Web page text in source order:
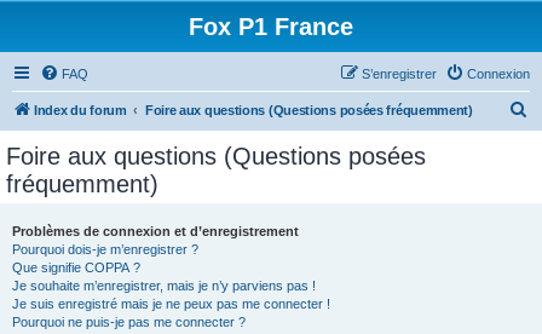
Fox P1 France
FAQ Connexion
S’enregistrer
Index du forum Foire aux questions (Questions posées fréquemment)
Foire aux questions (Questions posées
fréquemment)
Problèmes de connexion et d’enregistrement
Pourquoi dois-je m’enregistrer ?
Que signifie COPPA ?
Je souhaite m’enregistrer, mais je n’y parviens pas !
Je suis enregistré mais je ne peux pas me connecter !
Pourquoi ne puis-je pas me connecter ?